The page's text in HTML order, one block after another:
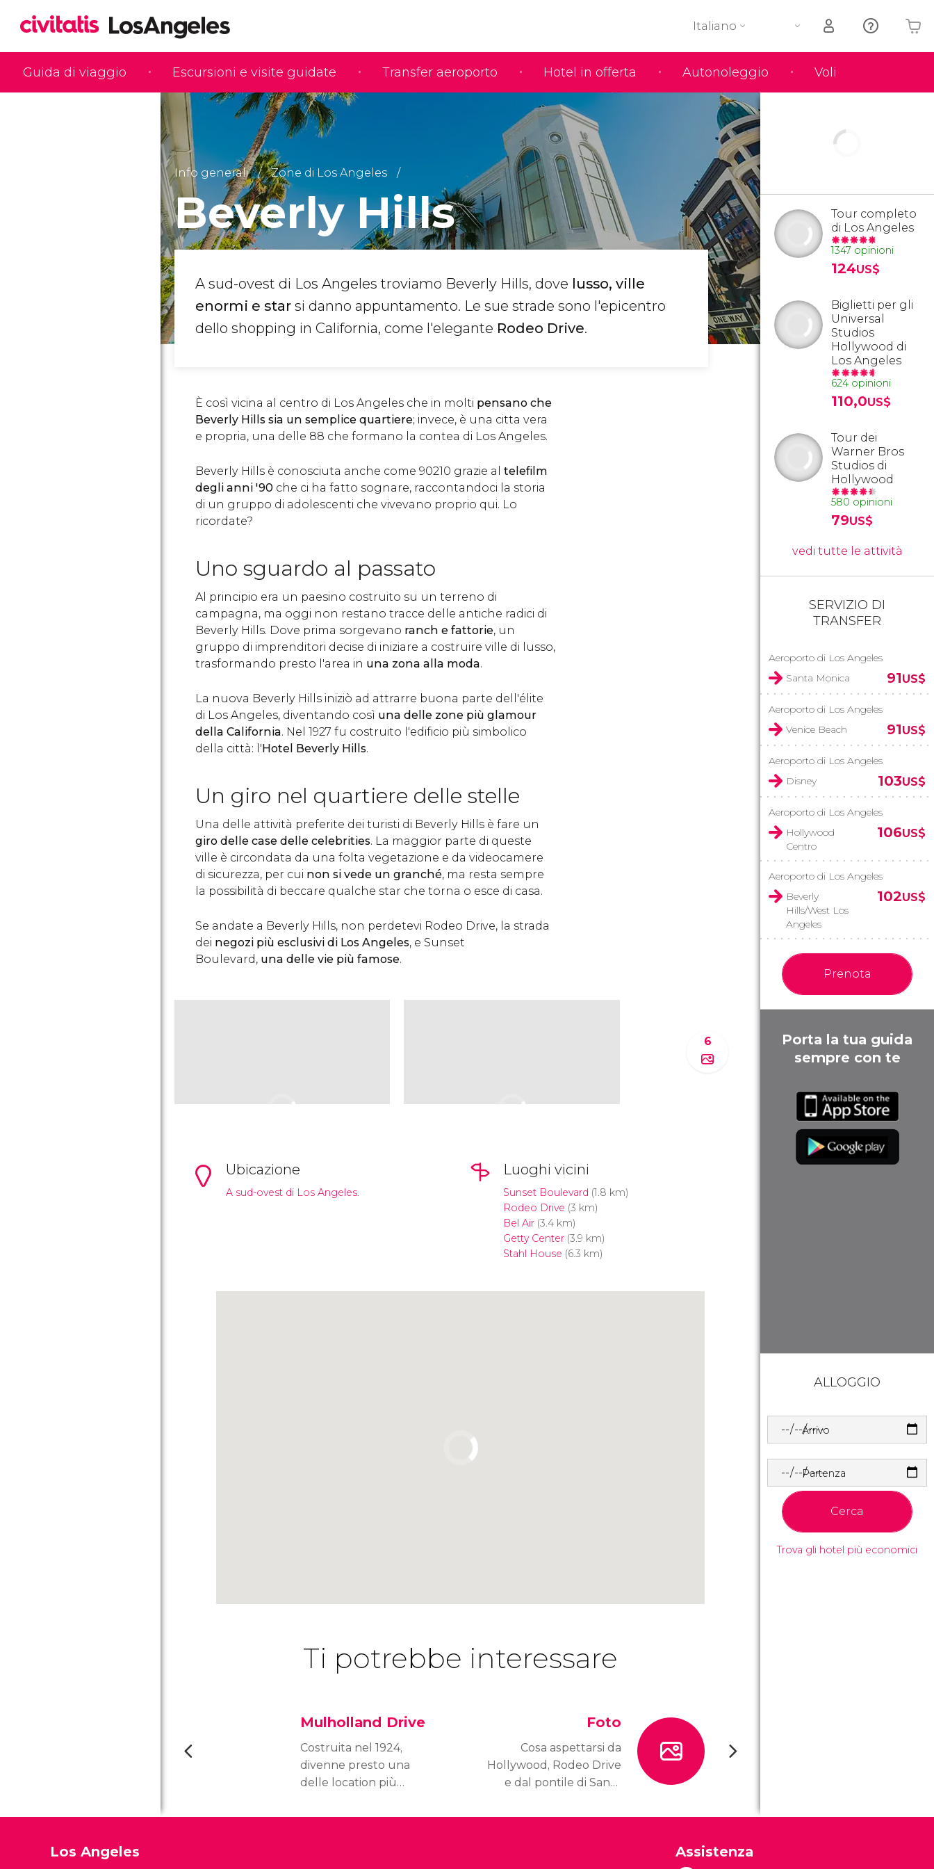
Guida di viaggio Escursioni e visite guidate Transfer aeroporto Hotel in offerta Autonoleggio Voli
Italiano
Il tuo carrello è vuoto
Info generali Zone di Los Angeles
Beverly Hills
A sud-ovest di Los Angeles troviamo Beverly Hills, dove lusso, ville
enormi e star si danno appuntamento. Le sue strade sono l'epicentro
dello shopping in California, come l'elegante Rodeo Drive.
È così vicina al centro di Los Angeles che in molti pensano che
Beverly Hills sia un semplice quartiere; invece, è una citta vera
e propria, una delle 88 che formano la contea di Los Angeles.
Beverly Hills è conosciuta anche come 90210 grazie al telefilm
degli anni '90 che ci ha fatto sognare, raccontandoci la storia
di un gruppo di adolescenti che vivevano proprio qui. Lo
ricordate?
Uno sguardo al passato
Al principio era un paesino costruito su un terreno di
campagna, ma oggi non restano tracce delle antiche radici di
Beverly Hills. Dove prima sorgevano ranch e fattorie, un
gruppo di imprenditori decise di iniziare a costruire ville di lusso,
trasformando presto l'area in una zona alla moda.
La nuova Beverly Hills iniziò ad attrarre buona parte dell'élite
di Los Angeles, diventando così una delle zone più glamour
della California. Nel 1927 fu costruito l'edificio più simbolico
della città: l'Hotel Beverly Hills.
Un giro nel quartiere delle stelle
Una delle attività preferite dei turisti di Beverly Hills è fare un
giro delle case delle celebrities. La maggior parte di queste
ville è circondata da una folta vegetazione e da videocamere
di sicurezza, per cui non si vede un granché, ma resta sempre
la possibilità di beccare qualche star che torna o esce di casa.
Se andate a Beverly Hills, non perdetevi Rodeo Drive, la strada
dei negozi più esclusivi di Los Angeles, e Sunset
Boulevard, una delle vie più famose.
6
Ubicazione
A sud-ovest di Los Angeles.
Luoghi vicini
Sunset Boulevard (1.8 km)
Rodeo Drive (3 km)
Bel Air(3.4 km)
Getty Center(3.9 km)
Stahl House (6.3 km)
Ti potrebbe interessare
Mulholland Drive
Costruita nel 1924,
divenne presto una
delle location più
Muholland Drive è una
Foto
Cosa aspettarsi da
Hollywood, Rodeo Drive
e dal pontile di Santa
più importanti della città
Tour completo
di Los Angeles
1347 opinioni
124US$
Biglietti per gli
Universal
Studios
Hollywood di
Los Angeles
624 opinioni
110,0US$
Tour dei
Warner Bros
Studios di
Hollywood
580 opinioni
79US$
vedi tutte le attività
SERVIZIO DI
TRANSFER
Aeroporto di Los Angeles
Santa Monica
91US$
Aeroporto di Los Angeles
Venice Beach
91US$
Aeroporto di Los Angeles
Disney
103US$
Aeroporto di Los Angeles
Hollywood
Centro
106US$
Aeroporto di Los Angeles
Beverly
Hills/West Los
Angeles
102US$
Prenota
Porta la tua guida
sempre con te
ALLOGGIO
Arrivo
Partenza
Cerca
Trova gli hotel più economici
Los Angeles Assistenza